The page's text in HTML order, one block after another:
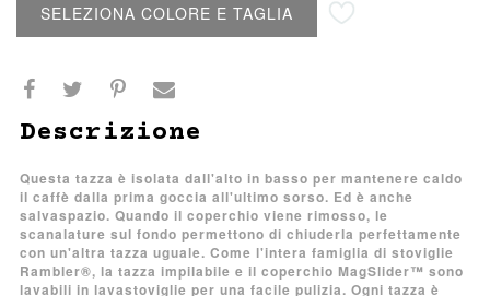
SELEZIONA COLORE E TAGLIA
Descrizione
Questa tazza è isolata dall'alto in basso per mantenere caldo
il caffè dalla prima goccia all'ultimo sorso. Ed è anche
salvaspazio. Quando il coperchio viene rimosso, le
scanalature sul fondo permettono di chiuderla perfettamente
con un'altra tazza uguale. Come l'intera famiglia di stoviglie
Rambler®, la tazza impilabile e il coperchio MagSlider™ sono
lavabili in lavastoviglie per una facile pulizia. Ogni tazza è